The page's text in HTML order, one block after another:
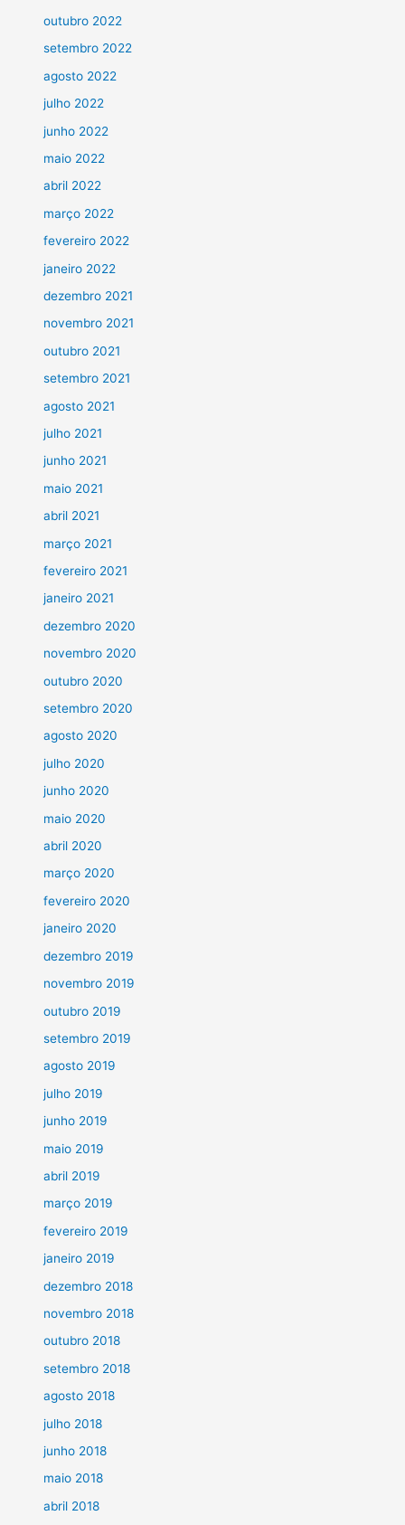
outubro 2022
setembro 2022
agosto 2022
julho 2022
junho 2022
maio 2022
abril 2022
março 2022
fevereiro 2022
janeiro 2022
dezembro 2021
novembro 2021
outubro 2021
setembro 2021
agosto 2021
julho 2021
junho 2021
maio 2021
abril 2021
março 2021
fevereiro 2021
janeiro 2021
dezembro 2020
novembro 2020
outubro 2020
setembro 2020
agosto 2020
julho 2020
junho 2020
maio 2020
abril 2020
março 2020
fevereiro 2020
janeiro 2020
dezembro 2019
novembro 2019
outubro 2019
setembro 2019
agosto 2019
julho 2019
junho 2019
maio 2019
abril 2019
março 2019
fevereiro 2019
janeiro 2019
dezembro 2018
novembro 2018
outubro 2018
setembro 2018
agosto 2018
julho 2018
junho 2018
maio 2018
abril 2018